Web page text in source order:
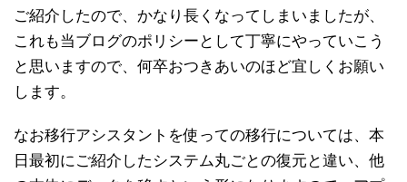
ご紹介したので、かなり長くなってしまいましたが、
これも当ブログのポリシーとして丁寧にやっていこう
と思いますので、 何卒おつきあいのほど宜しくお願い
します。
なお移行アシスタントを使っての移行については、本
日最初にご紹介したシステム丸ごとの復元と違い、他